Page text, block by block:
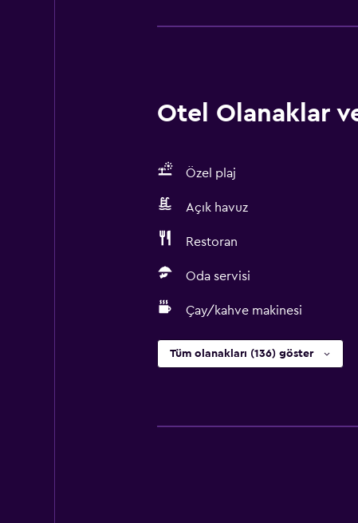
Otel Olanaklar
Özel plaj
Açık havuz
Restoran
Oda servisi
Çay/kahve makinesi
Tüm olanakları (136) göster